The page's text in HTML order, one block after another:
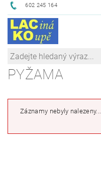
602 245 164
PYŽAMA
Záznamy nebyly nalezeny...